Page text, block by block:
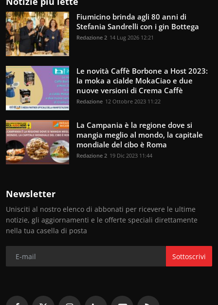
Fiumicino brinda agli 80 anni di
Stefania Sandrelli con i gin Bottega
Redazione 2 14 Lug 2026 12:21
Le novità Caffè Borbone a Host 2023:
la moka a cialde MokaCiao e due
nuove versioni di Crema Caffè
Redazione 12 Ottobre 2023 11:22
La Campania è la regione dove si
mangia meglio al mondo, la capitale
mondiale del cibo è Roma
Redazione 2 19 Dic 2023 11:44
Newsletter
Unisciti al nostro elenco di abbonati per ricevere le ultime
notizie, gli aggiornamenti e le offerte speciali direttamente
nella tua casella di posta
Sottoscrivi